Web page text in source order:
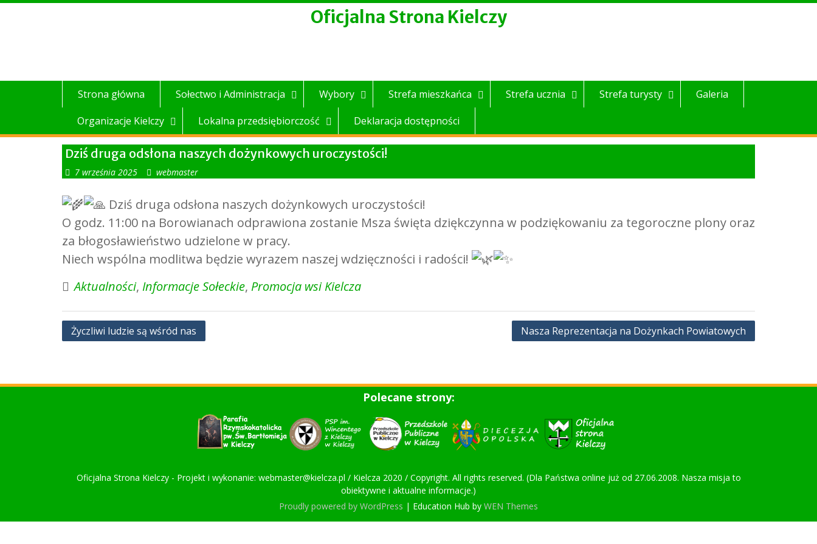
Skip
Oficjalna Strona Kielczy
Strona główna Sołectwo i Administracja Wybory Strefa mieszkańca Strefa ucznia Strefa turysty
Galeria
Organizacje Kielczy
Lokalna przedsiębiorczość Deklaracja dostępności
Dziś druga odsłona naszych dożynkowych uroczystości!
7 września 2025 webmaster
Dziś druga odsłona naszych dożynkowych uroczystości!
O godz. 11:00 na Borowianach odprawiona zostanie Msza święta dziękczynna w podziękowaniu za tegoroczne plony oraz
za błogosławieństwo udzielone w pracy.
Niech wspólna modlitwa będzie wyrazem naszej wdzięczności i radości!
Aktualności, Informacje Sołeckie, Promocja wsi Kielcza
Nawigacja
Życzliwi ludzie są wśród nas Nasza Reprezentacja na Dożynkach Powiatowych
Polecane strony:
Oficjalna Strona Kielczy - Projekt i wykonanie: webmaster@kielcza.pl / Kielcza 2020 / Copyright. All rights reserved. (Dla Państwa online już od 27.06.2008. Nasza misja to
obiektywne i aktualne informacje.)
Proudly powered by WordPress | Education Hub by WEN Themes